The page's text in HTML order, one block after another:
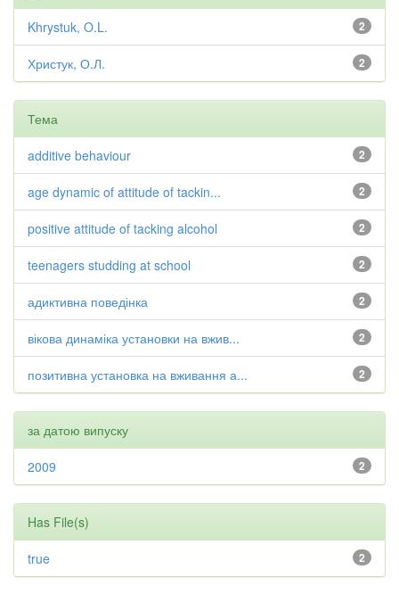
2
Khrystuk, O.L.
2
Христук, О.Л.
Тема
2
additive behaviour
2
age dynamic of attitude of tackin...
2
positive attitude of tacking alcohol
2
teenagers studding at school
2
адиктивна поведінка
2
вікова динаміка установки на вжив...
2
позитивна установка на вживання а...
за датою випуску
2
2009
Has File(s)
2
true